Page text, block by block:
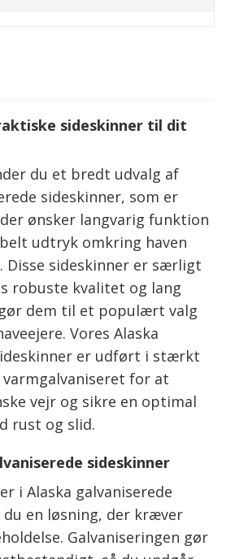
sideskinner til dit
du et bredt udvalg af
sideskinner, som er
ønsker langvarig funktion
udtryk omkring haven
Disse sideskinner er særligt
robuste kvalitet og lang
dem til et populært valg
Vores Alaska
er udført i stærkt
for at
vejr og sikre en optimal
rust og slid.
sideskinner
i Alaska galvaniserede
en løsning, der kræver
Galvaniseringen gør